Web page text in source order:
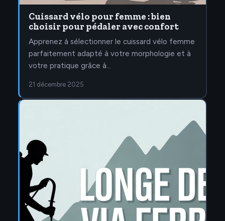
Cuissard vélo pour femme : bien
choisir pour pédaler avec confort
Apprenez à sélectionner le cuissard vélo femme
parfaitement adapté à votre morphologie et à
votre pratique grâce à…
21 décembre 2025